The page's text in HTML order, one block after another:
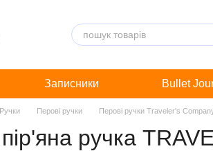
Записники Bullet
Ручки Перові ручки Перові ручки Traveler's
ручка